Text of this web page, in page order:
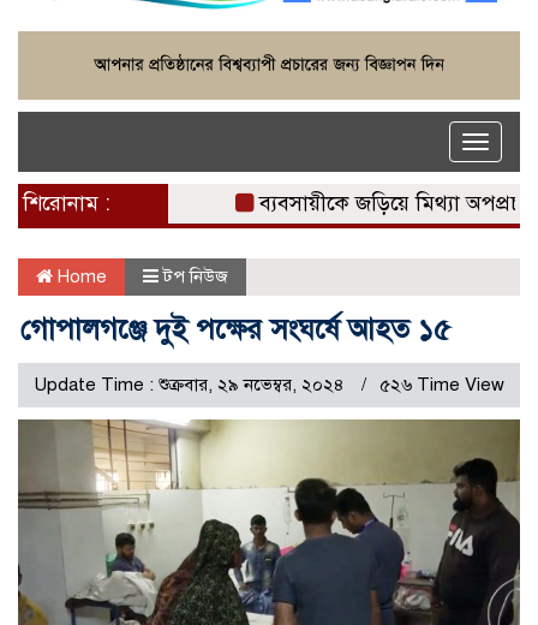
Toggle
শিরোনাম : ব্যবসায়ীকে জড়িয়ে মিথ্যা
Home টপ নিউজ
গোপালগঞ্জে দুই পক্ষের সংঘর্ষে আহত ১৫
Update Time : শুক্রবার, ২৯ নভেম্বর, ২০২৪ ৫২৬ Time View